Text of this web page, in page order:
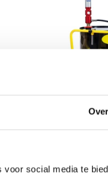
Over
social media te